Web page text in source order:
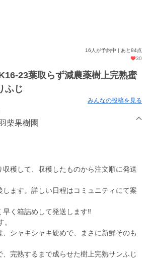
16人が予約中 | あと84点
30
23葉取らず減農薬樹上完熟蜜
ふじ
みんなの投稿を見る
柴果樹園
穫して、収穫したものから注文順に発送
ます。詳しい日程はコミュニティにて案
早く箱詰めして発送します‼️
、シャキシャキ硬めで、まさに新鮮そのも
完熟するまで成らせた樹上完熟サンふじ